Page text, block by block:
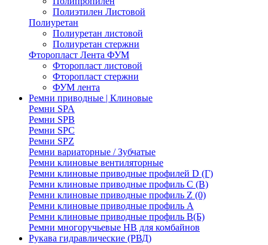
Полиэтилен Листовой
Полиуретан
Полиуретан листовой
Полиуретан стержни
Фторопласт Лента ФУМ
Фторопласт листовой
Фторопласт стержни
ФУМ лента
Ремни приводные | Клиновые
Ремни SPA
Ремни SPB
Ремни SPC
Ремни SPZ
Ремни вариаторные / Зубчатые
Ремни клиновые вентиляторные
Ремни клиновые приводные профилей D (Г)
Ремни клиновые приводные профиль C (В)
Ремни клиновые приводные профиль Z (0)
Ремни клиновые приводные профиль А
Ремни клиновые приводные профиль В(Б)
Ремни многоручьевые НВ для комбайнов
Рукава гидравлические (РВД)